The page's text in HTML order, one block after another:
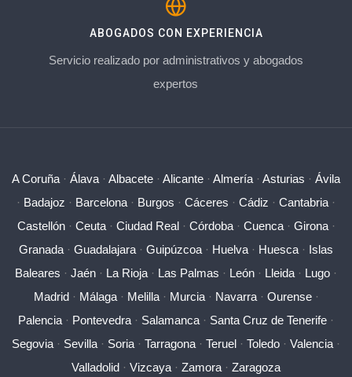
ABOGADOS CON EXPERIENCIA
Servicio realizado por administrativos y abogados
expertos
A Coruña · Álava · Albacete · Alicante · Almería · Asturias · Ávila
· Badajoz · Barcelona · Burgos · Cáceres · Cádiz · Cantabria ·
Castellón· Ceuta· Ciudad Real· Córdoba· Cuenca· Girona·
Granada · Guadalajara · Guipúzcoa · Huelva · Huesca · Islas
Baleares · Jaén · La Rioja · Las Palmas · León · Lleida · Lugo ·
Madrid· Málaga· Melilla· Murcia· Navarra· Ourense·
Palencia · Pontevedra · Salamanca · Santa Cruz de Tenerife ·
Segovia · Sevilla · Soria · Tarragona · Teruel · Toledo · Valencia ·
Valladolid · Vizcaya · Zamora · Zaragoza